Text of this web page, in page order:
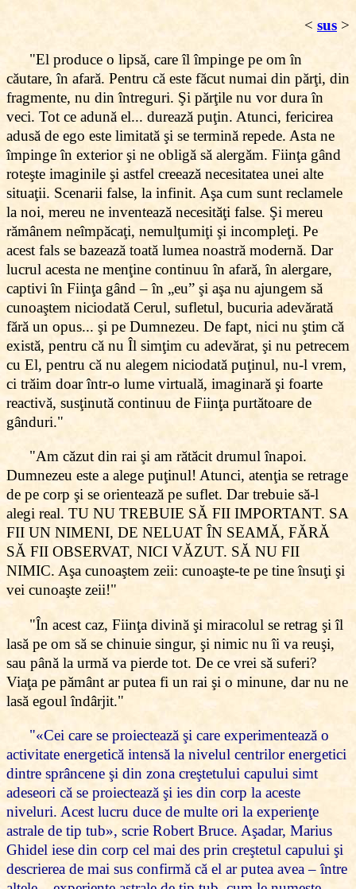
< sus >
"El produce o lipsă, care îl împinge pe om în
căutare, în afară. Pentru că este făcut numai din părţi, din
fragmente, nu din întreguri. Şi părţile nu vor dura în
veci. Tot ce adună el... durează puţin. Atunci, fericirea
adusă de ego este limitată şi se termină repede. Asta ne
împinge în exterior şi ne obligă să alergăm. Fiinţa gând
roteşte imaginile şi astfel creează necesitatea unei alte
situaţii. Scenarii false, la infinit. Aşa cum sunt reclamele
la noi, mereu ne inventează necesităţi false. Şi mereu
rămânem neîmpăcaţi, nemulţumiţi şi incompleţi. Pe
acest fals se bazează toată lumea noastră modernă. Dar
lucrul acesta ne menţine continuu în afară, în alergare,
captivi în Fiinţa gând – în „eu” şi aşa nu ajungem să
cunoaştem niciodată Cerul, sufletul, bucuria adevărată
fără un opus... şi pe Dumnezeu. De fapt, nici nu ştim că
există, pentru că nu Îl simţim cu adevărat, şi nu petrecem
cu El, pentru că nu alegem niciodată puţinul, nu-l vrem,
ci trăim doar într-o lume virtuală, imaginară şi foarte
reactivă, susţinută continuu de Fiinţa purtătoare de
gânduri."
"Am căzut din rai şi am rătăcit drumul înapoi.
Dumnezeu este a alege puţinul! Atunci, atenţia se retrage
de pe corp şi se orientează pe suflet. Dar trebuie să-l
alegi real. TU NU TREBUIE SĂ FII IMPORTANT. SA
FII UN NIMENI, DE NELUAT ÎN SEAMĂ, FĂRĂ
SĂ FII OBSERVAT, NICI VĂZUT. SĂ NU FII
NIMIC. Aşa cunoaştem zeii: cunoaşte-te pe tine însuţi şi
vei cunoaşte zeii!"
"În acest caz, Fiinţa divină şi miracolul se retrag şi îl
lasă pe om să se chinuie singur, şi nimic nu îi va reuşi,
sau până la urmă va pierde tot. De ce vrei să suferi?
Viaţa pe pământ ar putea fi un rai şi o minune, dar nu ne
lasă egoul îndârjit."
"«Cei care se proiectează şi care experimentează o
activitate energetică intensă la nivelul centrilor energetici
dintre sprâncene şi din zona creştetului capului simt
adeseori că se proiectează şi ies din corp la aceste
niveluri. Acest lucru duce de multe ori la experienţe
astrale de tip tub», scrie Robert Bruce. Aşadar, Marius
Ghidel iese din corp cel mai des prin creştetul capului şi
descrierea de mai sus confirmă că el ar putea avea – între